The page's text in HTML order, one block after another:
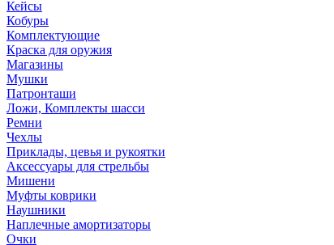
Кейсы
Кобуры
Комплектующие
Краска для оружия
Магазины
Мушки
Патронташи
Ложи, Комплекты шасси
Ремни
Чехлы
Приклады, цевья и рукоятки
Аксессуары для стрельбы
Мишени
Муфты коврики
Наушники
Наплечные амортизаторы
Очки